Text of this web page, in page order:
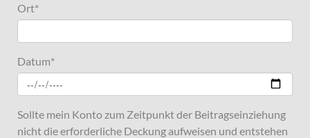
Ort*
Datum*
Sollte mein Konto zum Zeitpunkt der Beitragseinziehung
nicht die erforderliche Deckung aufweisen und entstehen